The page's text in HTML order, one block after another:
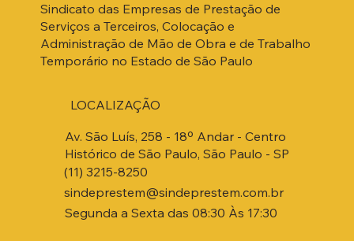
Sindicato das Empresas de Prestação de
Serviços a Terceiros, Colocação e
Administração de Mão de Obra e de Trabalho
Temporário no Estado de São Paulo
Av. São Luís, 258 - 18º Andar - Centro
Histórico de São Paulo, São Paulo - SP
(11) 3215-8250
sindeprestem@sindeprestem.com.br
Segunda a Sexta das 08:30 Às 17:30
LOCALIZAÇÃO